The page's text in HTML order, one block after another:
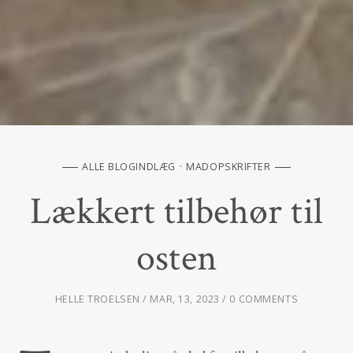
ALLE BLOGINDLÆG MADOPSKRIFTER
Lækkert tilbehør til
osten
HELLE TROELSEN MAR, 13, 2023 0 COMMENTS